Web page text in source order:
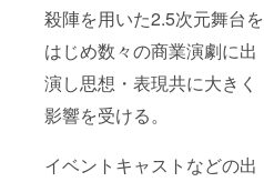
殺陣を用いた2.5次元舞台を
はじめ数々の商業演劇に出
演し思想・表現共に大きく
影響を受ける。
イベントキャストなどの出